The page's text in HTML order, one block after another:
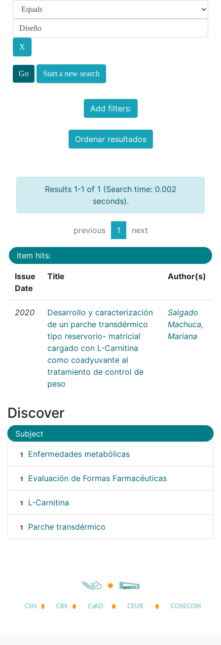
Start a new search
Add filters:
Ordenar resultados
Results 1-1 of 1 (Search time: 0.002
seconds).
previous 1 next
Item hits:
Issue
Date
Title Author(s)
2020
Desarrollo y caracterización
de un parche transdérmico
tipo reservorio- matricial
cargado con L-Carnitina
como coadyuvante al
tratamiento de control de
peso
Salgado
Machuca,
Mariana
Discover
Subject
1 Enfermedades metabólicas
1 Evaluación de Formas Farmacéuticas
1 L-Carnitina
1 Parche transdérmico
CSH CBS CyAD CEUX COSECOM